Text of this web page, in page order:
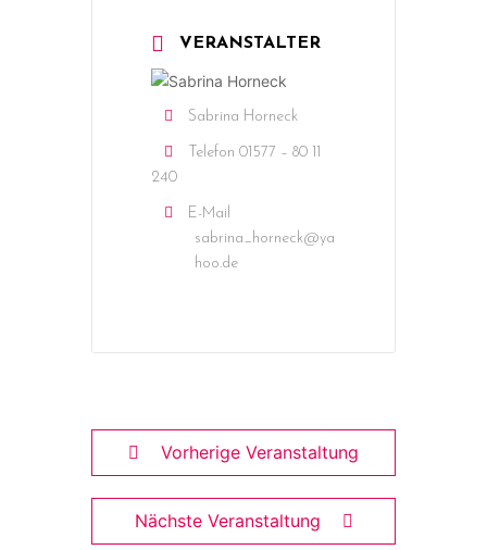
VERANSTALTER
Sabrina Horneck
Telefon 01577 – 80 11
240
E-Mail
sabrina_horneck@ya
hoo.de
Vorherige Veranstaltung
Nächste Veranstaltung